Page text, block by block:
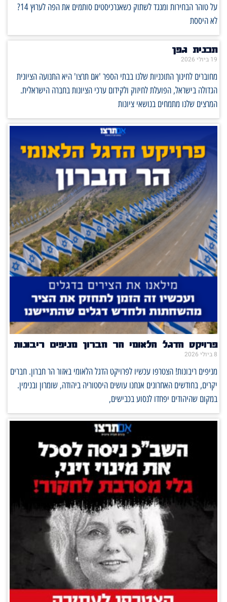
על טוהר הבחירות ומנגד לשתוק כשאנרכיסטים סותמים את הפה לערוץ 14?
לא היססת
תכנית גפן
19 ביולי 2026
מחוברים לחינוך התוכניות שלנו בבתי הספר 'אם תרצו' היא התנועה הציונית
הגדולה בישראל, הפועלת לחיזוק ולקידום ערכי הציונות בחברה הישראלית.
המרצים שלנו מתמחים בנושאי ציונות
פרויקט הדגל הלאומי הר חברון מניפים ריבונות
8 ביולי 2026
מניפים ריבונות! הצטרפו עכשיו לפרויקט הדגל הלאומי באזור הר חברון. חברים
יקרים, בחודשים האחרונים אנחנו עושים היסטוריה ביהודה, שומרון ובנימין.
במקום שהיהודים יפחדו לנסוע בכבישים,